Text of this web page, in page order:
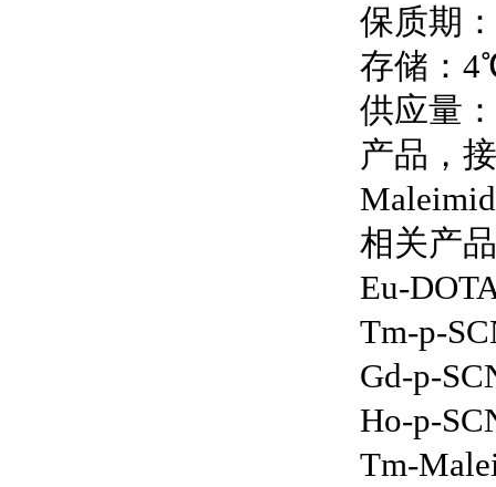
保质期
存储：
供应量
产品，
相关产品
Eu-
Tm-p-
Gd-p-
Ho-p-
Tm-